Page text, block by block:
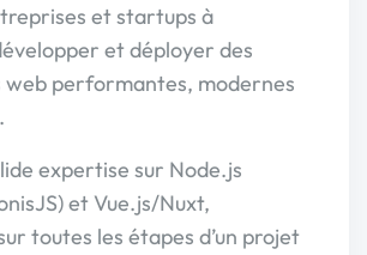
et startups à
et déployer des
web performantes, modernes
expertise sur Node.js
et Vue.js/Nuxt,
toutes les étapes d’un projet